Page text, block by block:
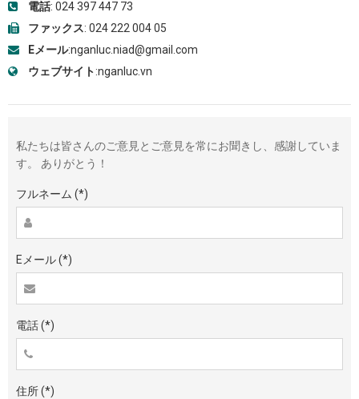
電話: 024 397 447 73
ファックス: 024 222 004 05
Eメール:nganluc.niad@gmail.com
ウェブサイト:nganluc.vn
私たちは皆さんのご意見とご意見を常にお聞きし、感謝していま
す。 ありがとう！
フルネーム (*)
Eメール(*)
電話(*)
住所(*)